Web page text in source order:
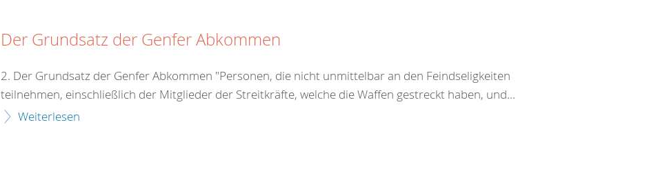
Der Grundsatz der Genfer Abkommen
2. Der Grundsatz der Genfer Abkommen "Personen, die nicht unmittelbar an den Feindseligkeiten
teilnehmen, einschließlich der Mitglieder der Streitkräfte, welche die Waffen gestreckt haben, und...
Weiterlesen